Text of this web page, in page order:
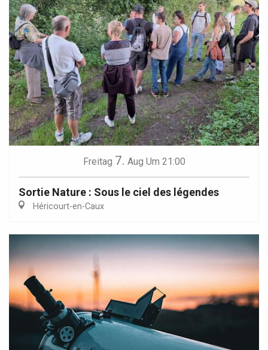
Freitag 7. Aug Um 21:00
Sortie Nature : Sous le ciel des légendes
Héricourt-en-Caux